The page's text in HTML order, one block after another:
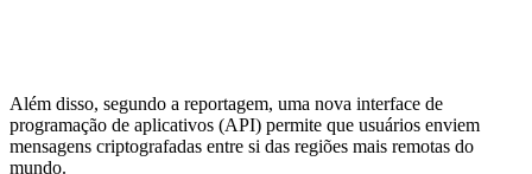
Além disso, segundo a reportagem, uma nova interface de
programação de aplicativos (API) permite que usuários enviem
mensagens criptografadas entre si das regiões mais remotas do
mundo.